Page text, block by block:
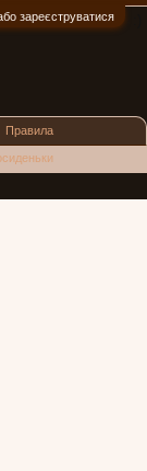
зареєструватися
Правила